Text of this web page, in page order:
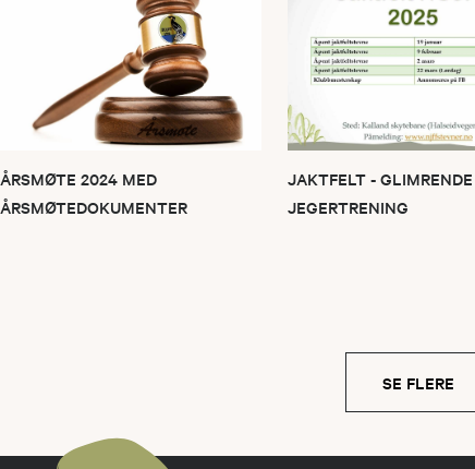
ÅRSMØTE 2024 MED
ÅRSMØTEDOKUMENTER
JAKTFELT - GLIMRENDE
JEGERTRENING
SE FLERE